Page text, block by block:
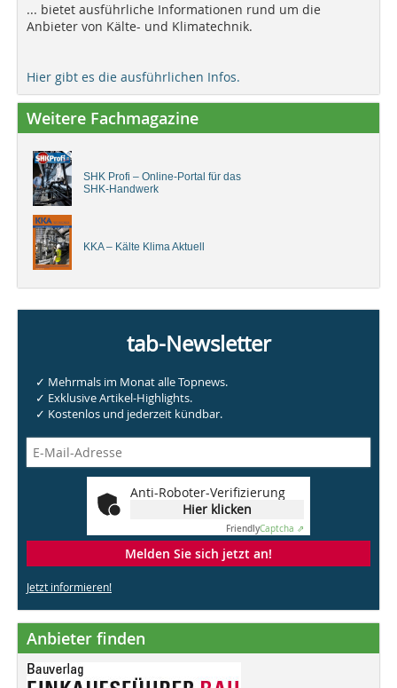
... bietet ausführliche Informationen rund um die
Anbieter von Kälte- und Klimatechnik.
Hier gibt es die ausführlichen Infos.
Weitere Fachmagazine
SHK Profi – Online-Portal für das
SHK-Handwerk
KKA – Kälte Klima Aktuell
tab-Newsletter
✓ Mehrmals im Monat alle Topnews.
✓ Exklusive Artikel-Highlights.
✓ Kostenlos und jederzeit kündbar.
Anti-Roboter-Verifizierung
Hier klicken
FriendlyCaptcha ⇗
Melden Sie sich jetzt an!
Jetzt informieren!
Anbieter finden